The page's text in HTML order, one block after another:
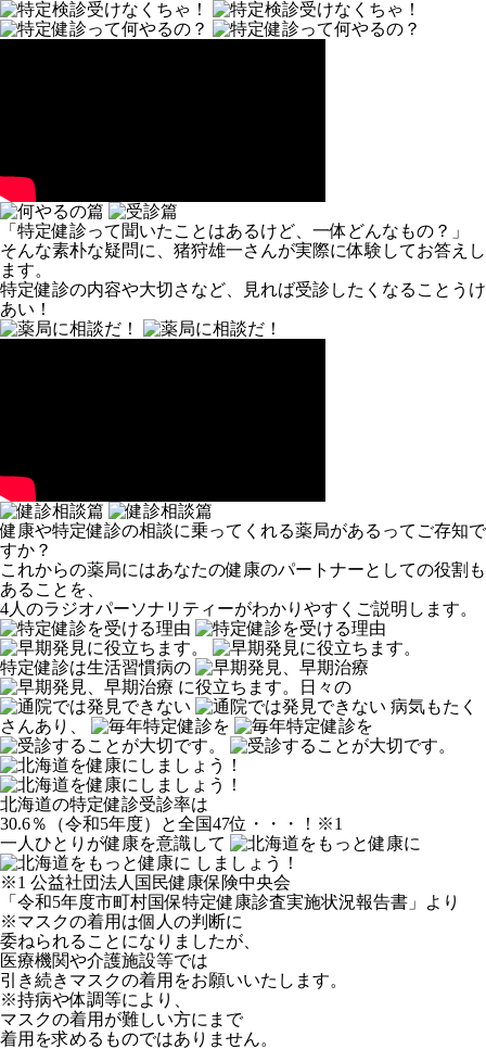
「特定健診って聞いたことはあるけど、一体どんなもの？」
そんな素朴な疑問に、猪狩雄一さんが実際に体験してお答えし
ます。
特定健診の内容や大切さなど、見れば受診したくなることうけ
あい！
健康や特定健診の相談に乗ってくれる薬局があるってご存知で
すか？
これからの薬局にはあなたの健康のパートナーとしての役割も
あることを、
4人のラジオパーソナリティーがわかりやすくご説明します。
特定健診は生活習慣病の
に役立ちます。
日々の
病気もたく
さんあり、
北海道の特定健診受診率は
30.6％（令和5年度）と全国47位・・・！ ※1
一人ひとりが健康を意識して
しましょう！
※1 公益社団法人国民健康保険中央会
「令和5年度市町村国保特定健康診査実施状況報告書」より
※マスクの着用は個人の判断に
委ねられることになりましたが、
医療機関や介護施設等では
引き続きマスクの着用をお願いいたします。
※持病や体調等により、
マスクの着用が難しい方にまで
着用を求めるものではありません。